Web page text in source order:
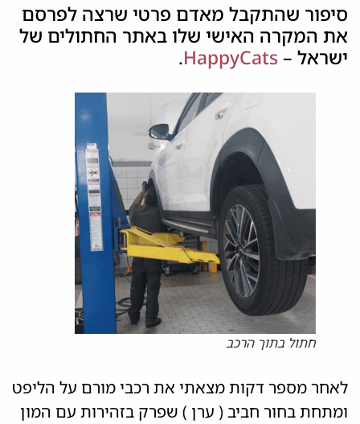
סיפור שהתקבל מאדם פרטי שרצה לפרסם
את המקרה האישי שלו באתר החתולים של
ישראל –HappyCats
.
חתול בתוך הרכב
לאחר מספר דקות מצאתי את רכבי מורם על הליפט
ומתחת בחור חביב ( ערן ) שפרק בזהירות עם המון